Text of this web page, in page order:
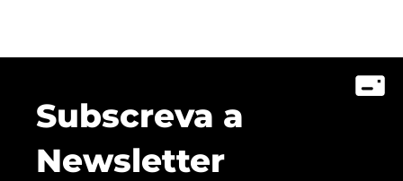
Subscreva a
Newsletter